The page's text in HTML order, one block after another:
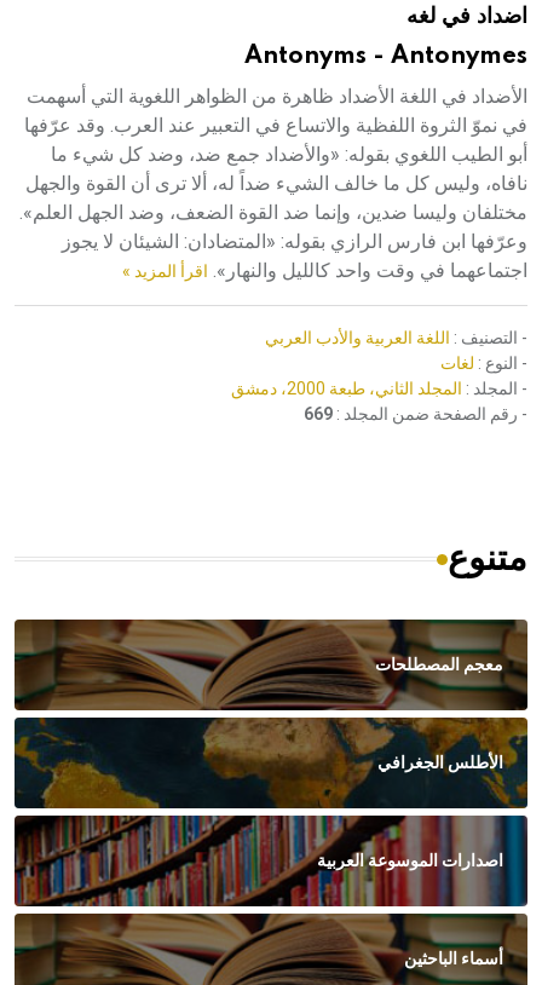
هيئة الموسوعة العربية تطلق موسوعات جديدة في عام 2026اضداد في لغه
Antonyms - Antonymes
الأضداد في اللغة الأضداد ظاهرة من الظواهر اللغوية التي أسهمت
في نموّ الثروة اللفظية والاتساع في التعبير عند العرب. وقد عرّفها
أبو الطيب اللغوي بقوله: «والأضداد جمع ضد، وضد كل شيء ما
نافاه، وليس كل ما خالف الشيء ضداً له، ألا ترى أن القوة والجهل
مختلفان وليسا ضدين، وإنما ضد القوة الضعف، وضد الجهل العلم».
وعرّفها ابن فارس الرازي بقوله: «المتضادان: الشيئان لا يجوز
اجتماعهما في وقت واحد كالليل والنهار». اقرأ المزيد »
- التصنيف : اللغة العربية والأدب العربي
- النوع : لغات
- المجلد : المجلد الثاني، طبعة 2000، دمشق
- رقم الصفحة ضمن المجلد : 669
متنوع
معجم المصطلحات
الأطلس الجغرافي
اصدارات الموسوعة العربية
أسماء الباحثين